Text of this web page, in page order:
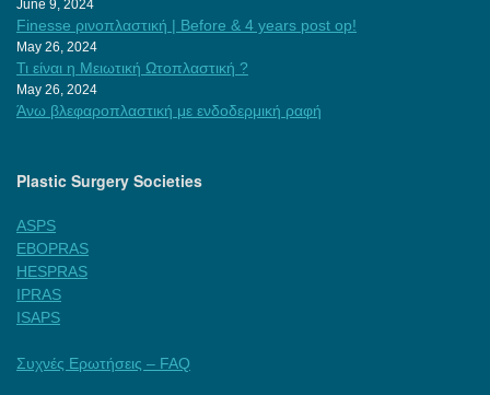
June 9, 2024
Finesse ρινοπλαστική | Before & 4 years post op!
May 26, 2024
Τι είναι η Μειωτική Ωτοπλαστική ?
May 26, 2024
Άνω βλεφαροπλαστική με ενδοδερμική ραφή
Plastic Surgery Societies
ASPS
EBOPRAS
HESPRAS
IPRAS
ISAPS
Συχνές Ερωτήσεις – FAQ